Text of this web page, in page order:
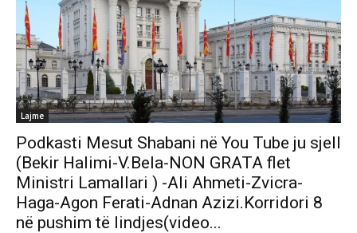
Lajme
Podkasti Mesut Shabani në You Tube ju sjell
(Bekir Halimi-V.Bela-NON GRATA flet
Ministri Lamallari ) -Ali Ahmeti-Zvicra-
Haga-Agon Ferati-Adnan Azizi.Korridori 8
në pushim të lindjes(video...